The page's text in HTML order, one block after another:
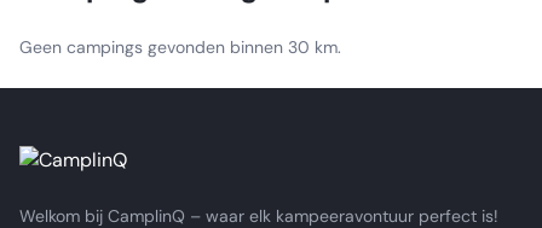
Geen campings gevonden binnen 30 km.
Welkom bij CamplinQ – waar elk kampeeravontuur perfect is!